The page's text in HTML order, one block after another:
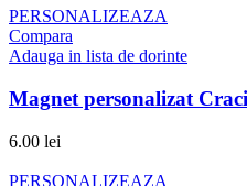
PERSONALIZEAZA
Compara
Adauga in lista de dorinte
Magnet personalizat
6.00 lei
PERSONALIZEAZA